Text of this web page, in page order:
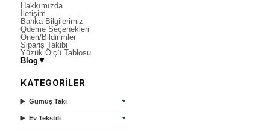
Hakkımızda
İletişim
Banka Bilgilerimiz
Ödeme Seçenekleri
Öneri/Bildirimler
Sipariş Takibi
Yüzük Ölçü Tablosu
Blog ▼
KATEGORİLER
Gümüş Takı ▼
Ev Tekstili ▼